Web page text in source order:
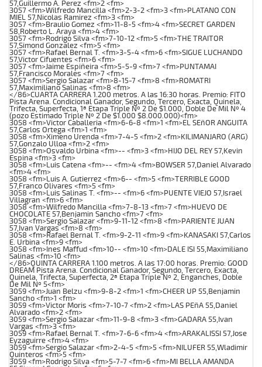
57,Guillermo A. Perez <fm>2 <fm>
3057 <fm>Wilfredo Mancilla <fm>2-3-2 <fm>3 <fm>PLATANO CON
MIEL 57,Nicolas Ramirez <fm>3 <fm>
3057 <fm>Braulio Gomez <fm>11-8-5 <fm>4 <fm>SECRET GARDEN
58,Roberto L. Araya <fm>4 <fm>
3057 <fm>Rodrigo Silva <fm>7-10-12 <fm>5 <fm>THE TRAITOR
57,Simond Gonzalez <fm>5 <fm>
3057 <fm>Rafael Bernal T. <fm>3-5-4 <fm>6 <fm>SIGUE LUCHANDO
57,Victor Cifuentes <fm>6 <fm>
3057 <fm>Jaime Espiñeira <fm>5-5-9 <fm>7 <fm>PUNTAMAI
57,Francisco Morales <fm>7 <fm>
3057 <fm>Sergio Salazar <fm>8-15-7 <fm>8 <fm>ROMATRI
57,Maximiliano Salinas <fm>8 <fm>
</86>CUARTA CARRERA 1.200 metros. A las 16:30 horas. Premio: FITO
Pista Arena. Condicional Ganador, Segundo, Tercero, Exacta, Quinela,
Trifecta, Superfecta, 1ª Etapa Triple Nº 2 De $1.000, Doble De Mil Nº 4
(pozo Estimado Triple Nº 2 De $1.000 $8.000.000)<fm>
3058 <fm>Victor Caballeria <fm>6-6-8 <fm>1 <fm>EL SEñOR ANGUITA
57,Carlos Ortega <fm>1 <fm>
3058 <fm>Ximeno Urenda <fm>7-4-5 <fm>2 <fm>KILIMANJARO (ARG)
57,Gonzalo Ulloa <fm>2 <fm>
3058 <fm>Osvaldo Urbina <fm>-- <fm>3 <fm>HIJO DEL REY 57,Kevin
Espina <fm>3 <fm>
3058 <fm>Luis Catena <fm>-- <fm>4 <fm>BOWSER 57,Daniel Alvarado
<fm>4 <fm>
3058 <fm>Luis A. Gutierrez <fm>6-- <fm>5 <fm>TERRIBLE GOOD
57,Franco Olivares <fm>5 <fm>
3058 <fm>Luis Salinas T. <fm>-- <fm>6 <fm>PUENTE VIEJO 57,Israel
Villagran <fm>6 <fm>
3058 <fm>Wilfredo Mancilla <fm>7-8-13 <fm>7 <fm>HUEVO DE
CHOCOLATE 57,Benjamin Sancho <fm>7 <fm>
3058 <fm>Sergio Salazar <fm>9-11-12 <fm>8 <fm>PARIENTE JUAN
57,Ivan Vargas <fm>8 <fm>
3058 <fm>Rafael Bernal T. <fm>9-2-11 <fm>9 <fm>KANASAKI 57,Carlos
E. Urbina <fm>9 <fm>
3058 <fm>Ines Maffud <fm>10-- <fm>10 <fm>DALE ISI 55,Maximiliano
Salinas <fm>10 <fm>
</86>QUINTA CARRERA 1.100 metros. A las 17:00 horas. Premio: GOOD
DREAM Pista Arena. Condicional Ganador, Segundo, Tercero, Exacta,
Quinela, Trifecta, Superfecta, 2ª Etapa Triple Nº 2, Enganches, Doble
De Mil Nº 5<fm>
3059 <fm>Juan Belzu <fm>9-8-2 <fm>1 <fm>CHEER UP 55,Benjamin
Sancho <fm>1 <fm>
3059 <fm>Victor Moris <fm>7-10-7 <fm>2 <fm>LAS PEñA 55,Daniel
Alvarado <fm>2 <fm>
3059 <fm>Sergio Salazar <fm>11-9-8 <fm>3 <fm>GADARA 55,Ivan
Vargas <fm>3 <fm>
3059 <fm>Rafael Bernal T. <fm>7-6-6 <fm>4 <fm>ARAKALISSI 57,Jose
Eyzaguirre <fm>4 <fm>
3059 <fm>Sergio Salazar <fm>2-4-5 <fm>5 <fm>NILUFER 55,Wladimir
Quinteros <fm>5 <fm>
3059 <fm>Rodrigo Silva <fm>5-7-7 <fm>6 <fm>MI BELLA AMANDA